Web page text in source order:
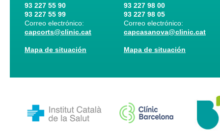
93 227 55 90
93 227 55 99
Correo electrónico:
capcorts@clinic.cat
Mapa de situación
93 227 98 00
93 227 98 05
Correo electrónico:
capcasanova@clinic.cat
Mapa de situación